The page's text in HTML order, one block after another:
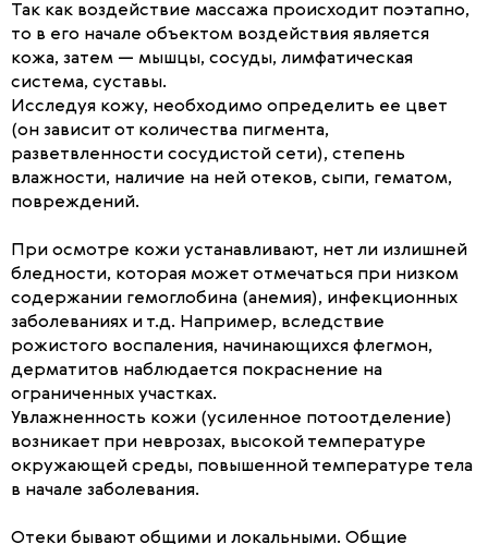
Так как воздействие массажа происходит поэтапно,
то в его начале объектом воздействия является
кожа, затем — мышцы, сосуды, лимфатическая
система, суставы.
Исследуя кожу, необходимо определить ее цвет
(он зависит от количества пигмента,
разветвленности сосудистой сети), степень
влажности, наличие на ней отеков, сыпи, гематом,
повреждений.
При осмотре кожи устанавливают, нет ли излишней
бледности, которая может отмечаться при низком
содержании гемоглобина (анемия), инфекционных
заболеваниях и т.д. Например, вследствие
рожистого воспаления, начинающихся флегмон,
дерматитов наблюдается покраснение на
ограниченных участках.
Увлажненность кожи (усиленное потоотделение)
возникает при неврозах, высокой температуре
окружающей среды, повышенной температуре тела
в начале заболевания.
Отеки бывают общими и локальными. Общие